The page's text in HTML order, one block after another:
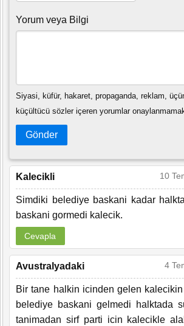
Yorum veya Bilgi
Siyasi, küfür, hakaret, propaganda, reklam,
küçültücü sözler içeren yorumlar
Gönder
Kalecikli 10
Simdiki belediye baskani kadar
baskani gormedi kalecik.
Cevapla
Avustralyadaki 4
Bir tane halkin icinden gelen
belediye baskani gelmedi halktada
tanimadan sirf parti icin kalecikle